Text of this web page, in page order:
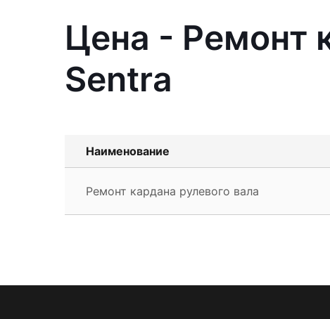
Цена - Ремонт
Sentra
Наименование
Ремонт кардана рулевого вала